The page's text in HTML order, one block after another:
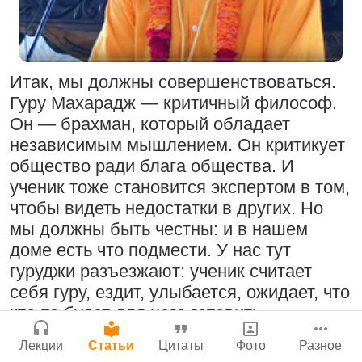
Поклоняться Бхактивиноду Тхакуру,
исполняя его бхаджаны
1:14:02 |12 сентября
2008|Бойсе, Айдахо, США
Радхарани — глава департамента
служений
7 сентября 2008
Орегон, США
Деятельность на благо всех живых
существ
33:28 |30 ноября 2019|
Итак, мы должны совершенствоваться.
Гуру Махарадж — критичный философ.
Он — брахман, который обладает
независимым мышлением. Он критикует
общество ради блага общества. И
ученик тоже становится экспертом в том,
чтобы видеть недостатки в других. Но
мы должны быть честны: и в нашем
доме есть что подмести. У нас тут
гуруджи разъезжают: ученик считает
себя гуру, ездит, улыбается, ожидает, что
кто-то будет для него готовить,
бронировать ему билеты, давать ему
молоко. Он требует. Он требует к себе
Нектар имени Кришны
24 июля 2026
Подрыватели доверия к себе
22 июля 2026
Милость Кришны, проявляющаяся в
Джанмаштами в Тбилиси 2025
Сайт
Войти|Регистрация|История версий
Инструкция
Лекции Статьи Цитаты Фото Разное